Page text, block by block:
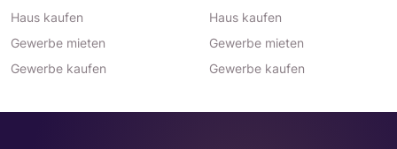
Haus kaufen
Gewerbe mieten
Gewerbe kaufen
Haus kaufen
Gewerbe mieten
Gewerbe kaufen